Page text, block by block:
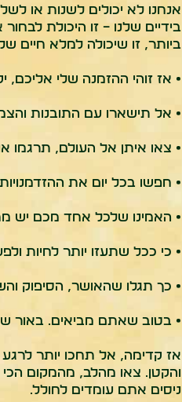
אנחנו לא יכולים לשנות או
בידיים שלנו – זו היכולת
ביותר, זו שיכולה למלא
• אז זוהי ההזמנה שלי אליכם,
• אל תישארו עם התובנות
• צאו איתן אל העולם, תרגמו
• חפשו בכל יום את
• האמינו שלכל אחד מכם יש
• כי ככל שתעזו יותר לחיות
• כך תגלו שהאושר, הסיפוק
• בטוב שאתם מביאים. באור
אז קדימה, אל תחכו יותר
והקטן. צאו מהלב, מהמקום
ניסים אתם עומדים לחולל.